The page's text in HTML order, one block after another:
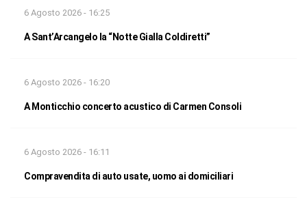
6 Agosto 2026 - 16:25
A Sant’Arcangelo la “Notte Gialla Coldiretti”
6 Agosto 2026 - 16:20
A Monticchio concerto acustico di Carmen Consoli
6 Agosto 2026 - 16:11
Compravendita di auto usate, uomo ai domiciliari